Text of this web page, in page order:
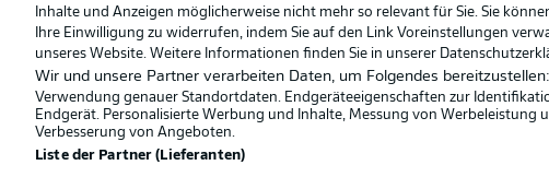
© 2026 Bundesliga-Gruppe GmbH
Inhalte und Anzeigen möglicherweise nicht mehr so relevant für Sie. Sie
Ihre Einwilligung zu widerrufen, indem Sie auf den Link Voreinstellungen
unseres Website. Weitere Informationen finden Sie in unserer
Wir und unsere Partner verarbeiten Daten, um Folgendes bereitzustellen:
Verwendung genauer Standortdaten. Endgeräteeigenschaften zur
Endgerät. Personalisierte Werbung und Inhalte, Messung von
Verbesserung von Angeboten.
Liste der Partner (Lieferanten)